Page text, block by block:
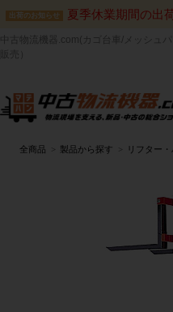
出荷のお知らせ 夏季休業期間の出
中古物流機器.com(カゴ台車/メッシュ
全商品 製品から探す リフター